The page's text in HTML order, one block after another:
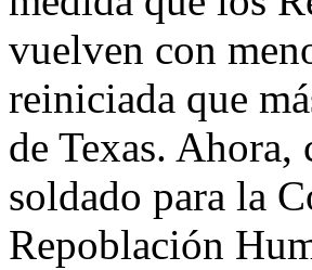
vuelven con
reiniciada que
de Texas. Ahora,
soldado para la
Repoblación